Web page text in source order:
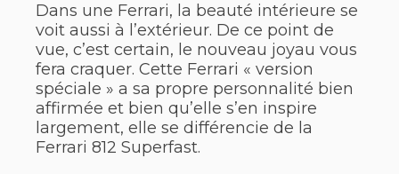
Dans une Ferrari, la beauté intérieure se
voit aussi à l’extérieur. De ce point de
vue, c’est certain, le nouveau joyau vous
fera craquer. Cette Ferrari « version
spéciale » a sa propre personnalité bien
affirmée et bien qu’elle s’en inspire
largement, elle se différencie de la
Ferrari 812 Superfast.